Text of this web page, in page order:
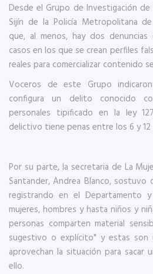
Desde el Grupo de Investigación
Sijín de la Policía Metropolitana
que, al menos, hay dos
casos en los que se crean perfiles
reales para comercializar contenido
Voceros de este Grupo
configura un delito conocido
personales tipificado en la ley
delictivo tiene penas entre los 6 y
Por su parte, la secretaria de La
Santander, Andrea Blanco,
registrando en el Departamento
mujeres, hombres y hasta niños y
personas comparten material
sugestivo o explícito" y estas son
aprovechan la situación para sacar
ello.